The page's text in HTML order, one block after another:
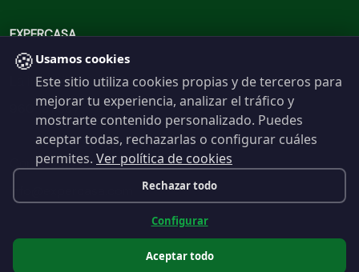
EXPERCASA
La inmobiliaria del Barrio
960 191 537
Contáctanos
🍪 Usamos cookies
Este sitio utiliza cookies propias y de terceros para
mejorar tu experiencia, analizar el tráfico y
mostrarte contenido personalizado. Puedes
aceptar todas, rechazarlas o configurar cuáles
permites. Ver política de cookies
Rechazar todo
Configurar
Aceptar todo